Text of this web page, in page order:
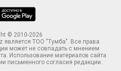
© 2010-2026
является ТОО "Тумба". Все права
может не совпадать с мнением
Использование материалов сайта
письменного согласия редакции.